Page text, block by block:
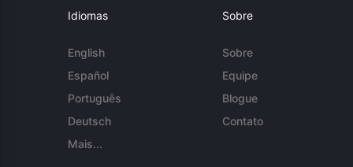
Idiomas
English
Español
Português
Deutsch
Mais...
Sobre
Sobre
Equipe
Blogue
Contato